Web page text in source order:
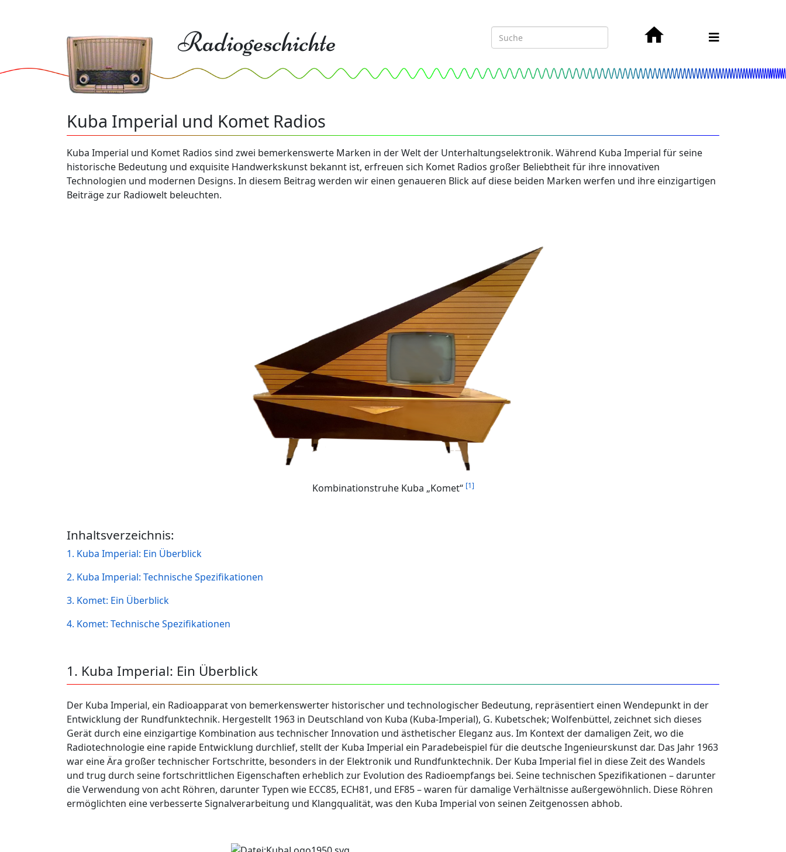
Radiogeschichte
Kuba Imperial und Komet Radios
Kuba Imperial und Komet Radios sind zwei bemerkenswerte Marken in der Welt der Unterhaltungselektronik. Während Kuba Imperial für seine
historische Bedeutung und exquisite Handwerkskunst bekannt ist, erfreuen sich Komet Radios großer Beliebtheit für ihre innovativen
Technologien und modernen Designs. In diesem Beitrag werden wir einen genaueren Blick auf diese beiden Marken werfen und ihre einzigartigen
Beiträge zur Radiowelt beleuchten.
Kombinationstruhe Kuba „Komet“ [1]
Inhaltsverzeichnis:
1. Kuba Imperial: Ein Überblick
2. Kuba Imperial: Technische Spezifikationen
3. Komet: Ein Überblick
4. Komet: Technische Spezifikationen
1. Kuba Imperial: Ein Überblick
Der Kuba Imperial, ein Radioapparat von bemerkenswerter historischer und technologischer Bedeutung, repräsentiert einen Wendepunkt in der
Entwicklung der Rundfunktechnik. Hergestellt 1963 in Deutschland von Kuba (Kuba-Imperial), G. Kubetschek; Wolfenbüttel, zeichnet sich dieses
Gerät durch eine einzigartige Kombination aus technischer Innovation und ästhetischer Eleganz aus. Im Kontext der damaligen Zeit, wo die
Radiotechnologie eine rapide Entwicklung durchlief, stellt der Kuba Imperial ein Paradebeispiel für die deutsche Ingenieurskunst dar. Das Jahr 1963
war eine Ära großer technischer Fortschritte, besonders in der Elektronik und Rundfunktechnik. Der Kuba Imperial fiel in diese Zeit des Wandels
und trug durch seine fortschrittlichen Eigenschaften erheblich zur Evolution des Radioempfangs bei. Seine technischen Spezifikationen – darunter
die Verwendung von acht Röhren, darunter Typen wie ECC85, ECH81, und EF85 – waren für damalige Verhältnisse außergewöhnlich. Diese Röhren
ermöglichten eine verbesserte Signalverarbeitung und Klangqualität, was den Kuba Imperial von seinen Zeitgenossen abhob.